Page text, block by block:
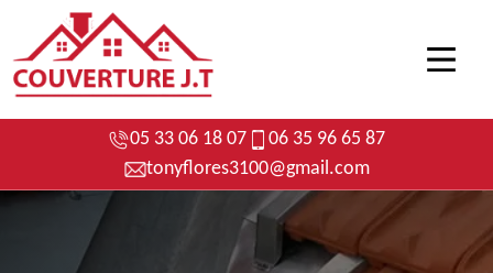
05 33 06 18 07
06 35 96 65 87
tonyflores3100@gmail.com